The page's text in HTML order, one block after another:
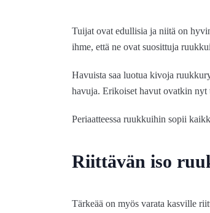
Tuijat ovat edullisia ja niitä on
ihme, että ne ovat suosittuja
Havuista saa luotua kivoja
havuja. Erikoiset havut ovatkin
Periaatteessa ruukkuihin sopii
Riittävän iso
Tärkeää on myös varata kasville